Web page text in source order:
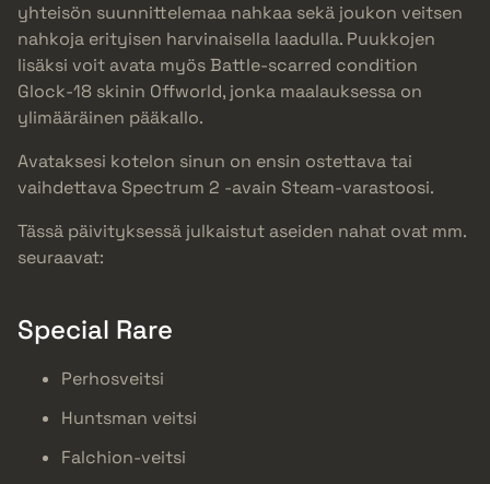
yhteisön suunnittelemaa nahkaa sekä joukon veitsen
nahkoja erityisen harvinaisella laadulla. Puukkojen
lisäksi voit avata myös Battle-scarred condition
Glock-18 skinin Offworld, jonka maalauksessa on
ylimääräinen pääkallo.
Avataksesi kotelon sinun on ensin ostettava tai
vaihdettava Spectrum 2 -avain Steam-varastoosi.
Tässä päivityksessä julkaistut aseiden nahat ovat mm.
seuraavat:
Special Rare
Perhosveitsi
Huntsman veitsi
Falchion-veitsi